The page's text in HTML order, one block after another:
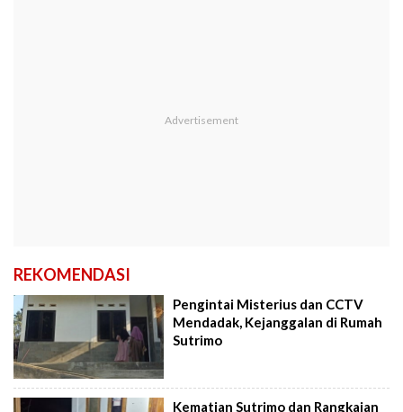
REKOMENDASI
Pengintai Misterius dan CCTV
Mendadak, Kejanggalan di Rumah
Sutrimo
Kematian Sutrimo dan Rangkaian